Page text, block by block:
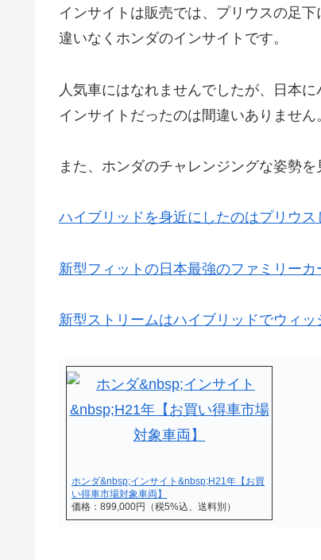
インサイトは販売では、プリウスの足
違いなくホンダのインサイトです。
人気車にはなれませんでしたが、日本
インサイトだったのは間違いありません
また、ホンダのチャレンジングな姿勢を
ハイブリッドを身近にしたのはプリウス
新型フィットの日本最強のファミリーカ
新型ストリームはハイブリッドでウィ
ホンダ&nbsp;インサイト&nbsp;H21年【お買
い得車市場対象車両】
価格：899,000円（税5%込、送料別）